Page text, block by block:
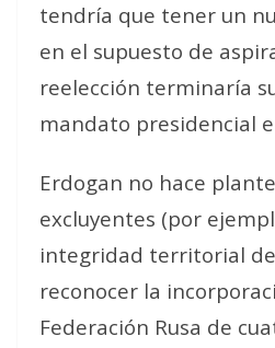
tendría que tener un
en el supuesto de
reelección terminaría
mandato presidencial
Erdogan no hace
excluyentes (por
integridad territorial
reconocer la
Federación Rusa de